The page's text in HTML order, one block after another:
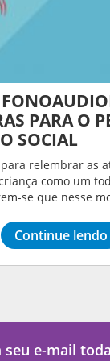
PARA O
SOCIAL
relembrar as
como um
se que nesse
Continue lendo
seu e-mail